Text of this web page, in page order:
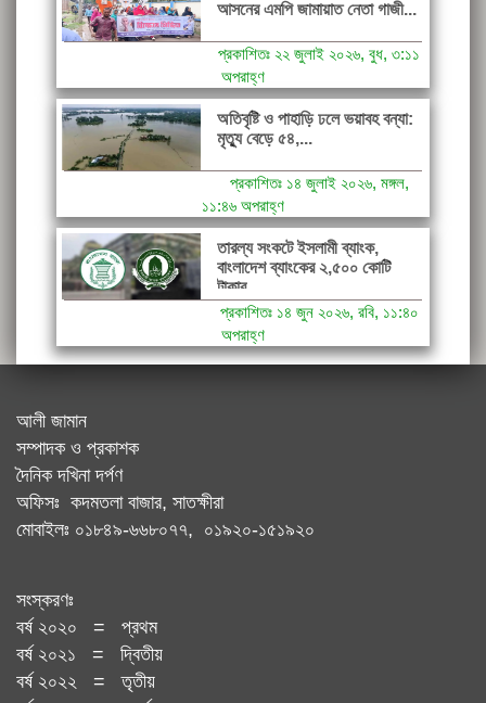
আসনের এমপি জামায়াত নেতা গাজী...
প্রকাশিতঃ ২২ জুলাই ২০২৬, বুধ, ৩:১১
অপরাহ্ণ
অতিবৃষ্টি ও পাহাড়ি ঢলে ভয়াবহ বন্যা:
মৃত্যু বেড়ে ৫৪,...
প্রকাশিতঃ ১৪ জুলাই ২০২৬, মঙ্গল,
১১:৪৬ অপরাহ্ণ
তারল্য সংকটে ইসলামী ব্যাংক,
বাংলাদেশ ব্যাংকের ২,৫০০ কোটি
টাকার...
প্রকাশিতঃ ১৪ জুন ২০২৬, রবি, ১১:৪০
অপরাহ্ণ
আলী জামান
সম্পাদক ও প্রকাশক
দৈনিক দখিনা দর্পণ
অফিসঃ কদমতলা বাজার, সাতক্ষীরা
মোবাইলঃ ০১৮৪৯-৬৬৮০৭৭, ০১৯২০-১৫১৯২০
সংস্করণঃ
বর্ষ ২০২০ = প্রথম
বর্ষ ২০২১ = দ্বিতীয়
বর্ষ ২০২২ = তৃতীয়